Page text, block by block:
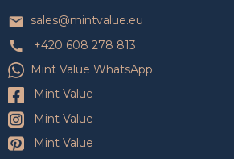
sales@mintvalue.eu
+420 608 278 813
Mint Value WhatsApp
Mint Value
Mint Value
Mint Value